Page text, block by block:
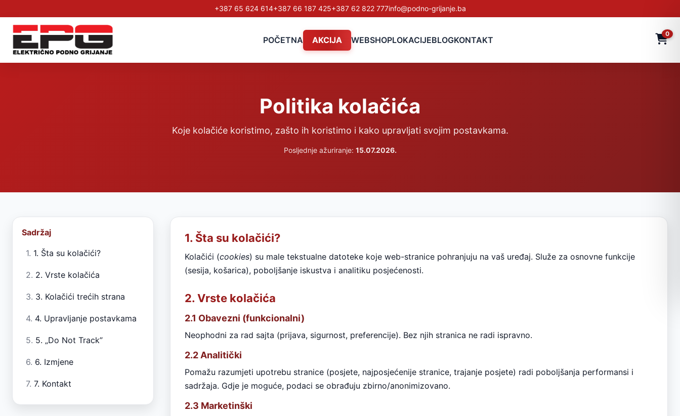
+387 65 624 614+387 66 187 425+387 62 822 777info@podno-grijanje.ba
POČETNA AKCIJA WEBSHOPLOKACIJEBLOGKONTAKT
0
Politika kolačića
Koje kolačiće koristimo, zašto ih koristimo i kako upravljati svojim postavkama.
Posljednje ažuriranje: 15.07.2026.
Sadržaj
1. Šta su kolačići?
2. Vrste kolačića
3. Kolačići trećih strana
4. Upravljanje postavkama
5. „Do Not Track”
6. Izmjene
7. Kontakt
1. Šta su kolačići?
Kolačići (cookies) su male tekstualne datoteke koje web-stranice pohranjuju na vaš uređaj. Služe za osnovne funkcije
(sesija, košarica), poboljšanje iskustva i analitiku posjećenosti.
2. Vrste kolačića
2.1 Obavezni (funkcionalni)
Neophodni za rad sajta (prijava, sigurnost, preferencije). Bez njih stranica ne radi ispravno.
2.2 Analitički
Pomažu razumjeti upotrebu stranice (posjete, najposjećenije stranice, trajanje posjete) radi poboljšanja performansi i
sadržaja. Gdje je moguće, podaci se obrađuju zbirno/anonimizovano.
2.3 Marketinški